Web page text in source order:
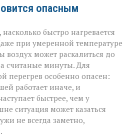
опасным
быстро нагревается
при умеренной температуре
может раскалиться до
считаные минуты. Для
перегрев особенно опасен:
работает иначе, и
быстрее, чем у
ситуация может казаться
не всегда заметно,